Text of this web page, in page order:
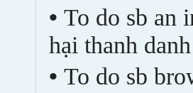
• To do sb an
hại thanh
• To do sb